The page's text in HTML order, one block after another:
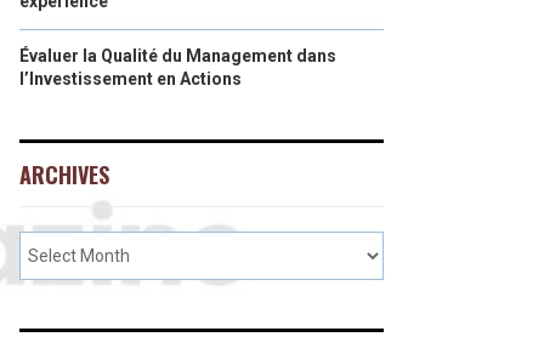
Évaluer la Qualité du Management dans
l’Investissement en Actions
ARCHIVES